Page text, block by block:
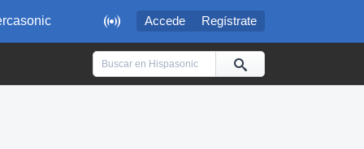
 Accede Regístrate